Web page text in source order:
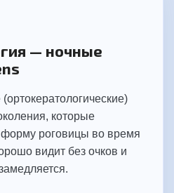
— ночные
которые
роговицы во время
видит без очков и